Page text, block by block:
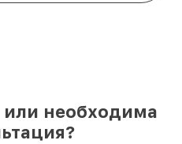
или необходима